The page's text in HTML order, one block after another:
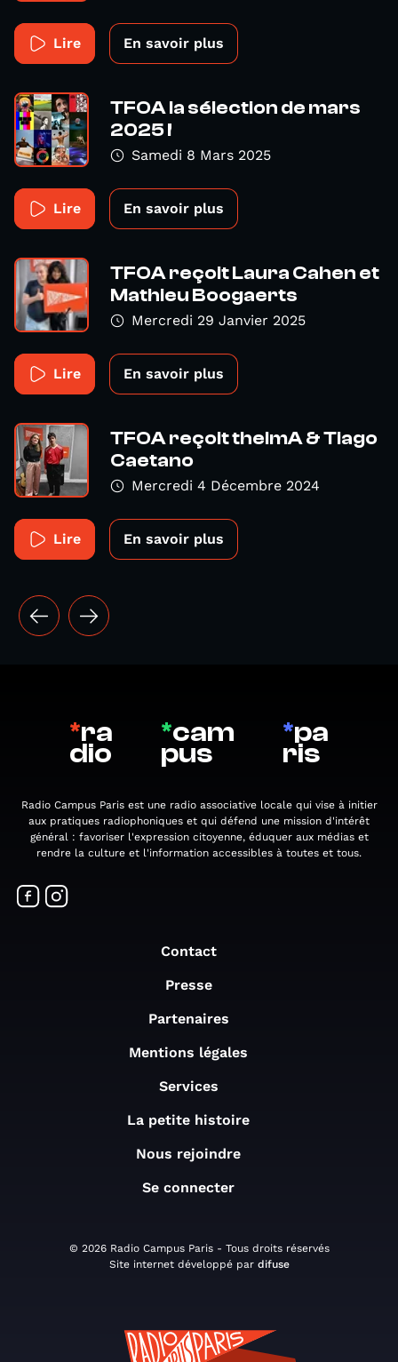
Lire En savoir plus
TFOA la sélection de mars
2025 !
Samedi 8 Mars 2025
Lire En savoir plus
TFOA reçoit Laura Cahen et
Mathieu Boogaerts
Mercredi 29 Janvier 2025
Lire En savoir plus
TFOA reçoit thelmA & Tiago
Caetano
Mercredi 4 Décembre 2024
Lire En savoir plus
*ra
dio
*cam
pus
*pa
ris
Radio Campus Paris est une radio associative locale qui vise à initier
aux pratiques radiophoniques et qui défend une mission d'intérêt
général : favoriser l'expression citoyenne, éduquer aux médias et
rendre la culture et l'information accessibles à toutes et tous.
Contact
Presse
Partenaires
Mentions légales
Services
La petite histoire
Nous rejoindre
Se connecter
© 2026 Radio Campus Paris - Tous droits réservés
Site internet développé par difuse